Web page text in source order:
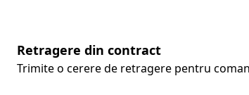
Retragere din contract
Trimite o cerere de retragere pentru